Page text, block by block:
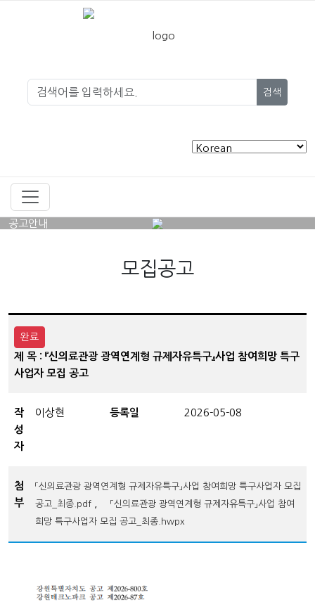
검색
공고안내
모집공고
완료
제 목 : 『신의료관광 광역연계형 규제자유특구』사업 참여희망 특구
사업자 모집 공고
작
성
자
이상현 등록일 2026-05-08
첨
부
「신의료관광 광역연계형 규제자유특구」사업 참여희망 특구사업자 모집
공고_최종.pdf
「신의료관광 광역연계형 규제자유특구」사업 참여
희망 특구사업자 모집 공고_최종.hwpx